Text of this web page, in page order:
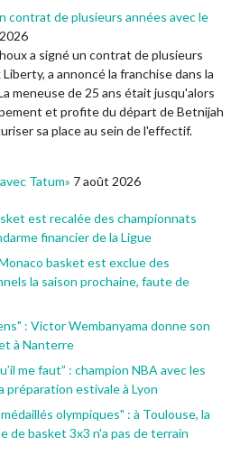
contrat de plusieurs années avec le
a signé un contrat de plusieurs
a annoncé la franchise dans la
meneuse de 25 ans était jusqu'alors
et profite du départ de Betnijah
sa place au sein de l'effectif.
Tatum» 7 août 2026
est recalée des championnats
financier de la Ligue
basket est exclue des
la saison prochaine, faute de
: Victor Wembanyama donne son
à Nanterre
me faut” : champion NBA avec les
préparation estivale à Lyon
olympiques" : à Toulouse, la
de basket 3x3 n'a pas de terrain